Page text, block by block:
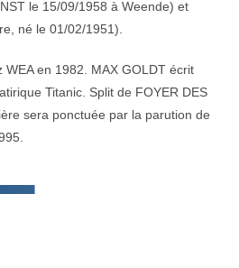
le 15/09/1958 à Weende) et
né le 01/02/1951).
en 1982. MAX GOLDT écrit
Titanic. Split de FOYER DES
sera ponctuée par la parution de